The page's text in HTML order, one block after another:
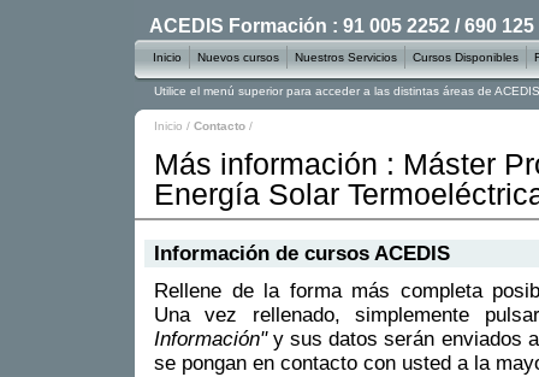
Inicio / Contacto /
Más información : Máster
Energía Solar
Información de cursos ACEDIS
Rellene de la forma más completa
Una vez rellenado, simplemente
Información"y sus datos serán enviados
se pongan en contacto con usted a la
ACEDIS Formación : 91 005 2252 / 690 125
Inicio Nuevos cursos Nuestros Servicios Cursos Disponibles
Utilice el menú superior para acceder a las distintas áreas de